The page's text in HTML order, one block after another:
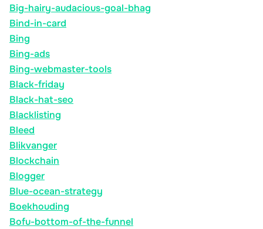
Big-hairy-audacious-goal-bhag
Bind-in-card
Bing
Bing-ads
Bing-webmaster-tools
Black-friday
Black-hat-seo
Blacklisting
Bleed
Blikvanger
Blockchain
Blogger
Blue-ocean-strategy
Boekhouding
Bofu-bottom-of-the-funnel